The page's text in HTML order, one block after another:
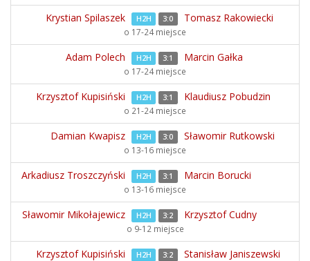
Krystian Spilaszek H2H 3:0 Tomasz Rakowiecki
o 17-24 miejsce
Adam Polech H2H 3:1 Marcin Gałka
o 17-24 miejsce
Krzysztof Kupisiński H2H 3:1 Klaudiusz Pobudzin
o 21-24 miejsce
Damian Kwapisz H2H 3:0 Sławomir Rutkowski
o 13-16 miejsce
Arkadiusz Troszczyński H2H 3:1 Marcin Borucki
o 13-16 miejsce
Sławomir Mikołajewicz H2H 3:2 Krzysztof Cudny
o 9-12 miejsce
Krzysztof Kupisiński H2H 3:2 Stanisław Janiszewski